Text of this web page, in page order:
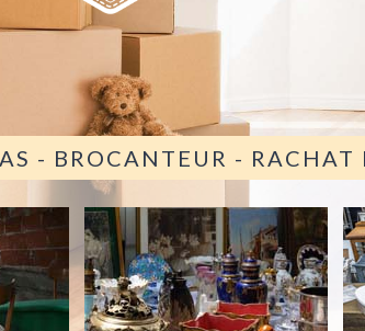
- BROCANTEUR -